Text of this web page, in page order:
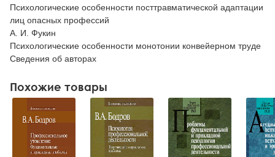
Психологические особенности посттравматической адаптации
лиц опасных профессий
А. И. Фукин
Психологические особенности монотонии конвейерном труде
Сведения об авторах
Похожие товары